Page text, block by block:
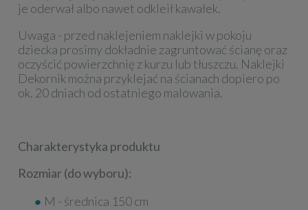
je oderwał albo nawet odkleił kawałek.
Uwaga - przed naklejeniem naklejki w pokoju
dziecka prosimy dokładnie zagruntować ścianę oraz
oczyścić powierzchnię z kurzu lub tłuszczu. Naklejki
Dekornik można przyklejać na ścianach dopiero po
ok. 20 dniach od ostatniego malowania.
Charakterystyka produktu
Rozmiar (do wyboru):
M - średnica 150 cm